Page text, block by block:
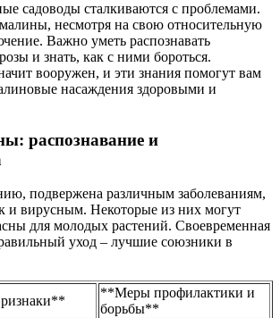
садоводы сталкиваются с проблемами.
несмотря на свою относительную
Важно уметь распознавать
и знать, как с ними бороться.
вооружен, и эти знания помогут вам
насаждения здоровыми и
распознавание и
подвержена различным заболеваниям,
и вирусным. Некоторые из них могут
для молодых растений. Своевременная
уход – лучшие союзники в
**Меры профилактики и
борьбы**